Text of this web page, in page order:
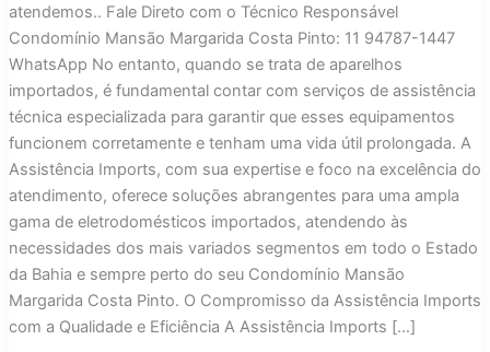
atendemos.. Fale Direto com o Técnico Responsável
Condomínio Mansão Margarida Costa Pinto: 11 94787-1447
WhatsApp No entanto, quando se trata de aparelhos
importados, é fundamental contar com serviços de assistência
técnica especializada para garantir que esses equipamentos
funcionem corretamente e tenham uma vida útil prolongada. A
Assistência Imports, com sua expertise e foco na excelência do
atendimento, oferece soluções abrangentes para uma ampla
gama de eletrodomésticos importados, atendendo às
necessidades dos mais variados segmentos em todo o Estado
da Bahia e sempre perto do seu Condomínio Mansão
Margarida Costa Pinto. O Compromisso da Assistência Imports
com a Qualidade e Eficiência A Assistência Imports […]